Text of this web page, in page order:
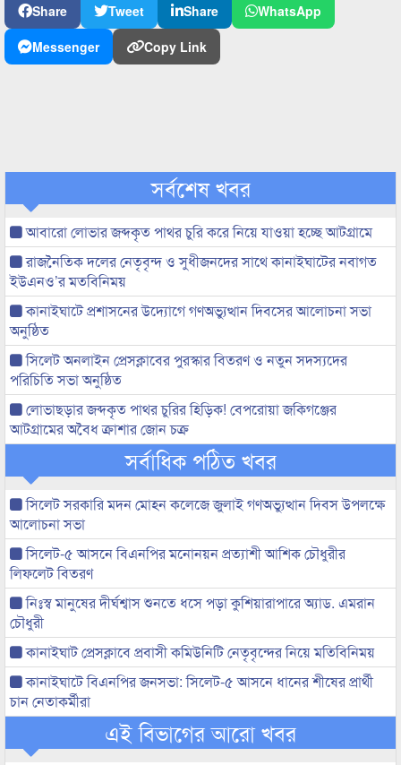
Share Tweet Share
WhatsApp
Messenger
Copy Link
সর্বশেষ খবর
আবারো লোভার জব্দকৃত পাথর চুরি করে নিয়ে যাওয়া হচ্ছে আটগ্রামে
রাজনৈতিক দলের নেতৃবৃন্দ ও সুধীজনদের সাথে কানাইঘাটের নবাগত
ইউএনও’র মতবিনিময়
কানাইঘাটে প্রশাসনের উদ্যোগে গণঅভ্যুত্থান দিবসের আলোচনা সভা
অনুষ্ঠিত
সিলেট অনলাইন প্রেসক্লাবের পুরস্কার বিতরণ ও নতুন সদস্যদের
পরিচিতি সভা অনুষ্ঠিত
লোভাছড়ার জব্দকৃত পাথর চুরির হিড়িক! বেপরোয়া জকিগঞ্জের
আটগ্রামের অবৈধ ক্রাশার জোন চক্র
সর্বাধিক পঠিত খবর
সিলেট সরকারি মদন মোহন কলেজে জুলাই গণঅভ্যুত্থান দিবস উপলক্ষে
আলোচনা সভা
সিলেট-৫ আসনে বিএনপির মনোনয়ন প্রত্যাশী আশিক চৌধুরীর
লিফলেট বিতরণ
নিঃস্ব মানুষের দীর্ঘশ্বাস শুনতে ধসে পড়া কুশিয়ারাপারে অ্যাড. এমরান
চৌধুরী
কানাইঘাট প্রেসক্লাবে প্রবাসী কমিউনিটি নেতৃবৃন্দের নিয়ে মতিবিনিময়
কানাইঘাটে বিএনপির জনসভা: সিলেট-৫ আসনে ধানের শীষের প্রার্থী
চান নেতাকর্মীরা
এই বিভাগের আরো খবর